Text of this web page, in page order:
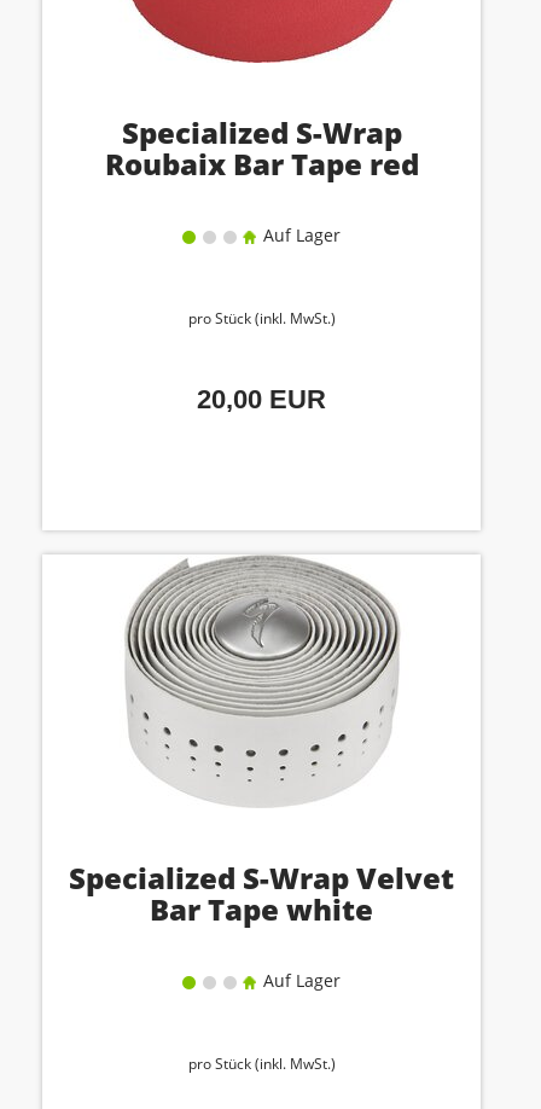
Specialized S-Wrap
Roubaix Bar Tape red
Auf Lager
pro Stück (inkl. MwSt.)
20,00 EUR
Specialized S-Wrap Velvet
Bar Tape white
Auf Lager
pro Stück (inkl. MwSt.)